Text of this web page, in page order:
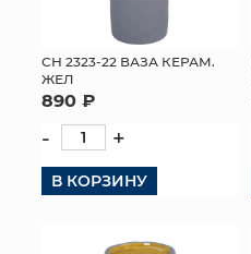
СН 2323-22 ВАЗА КЕРАМ.
ЖЕЛ
890 ₽
- +
В КОРЗИНУ